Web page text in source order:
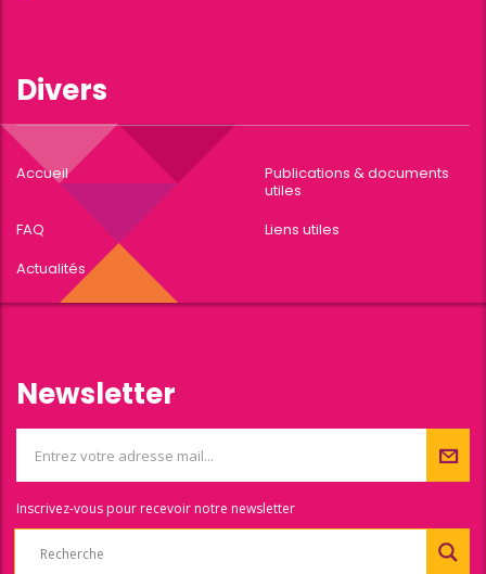
Divers
Accueil
Publications & documents
utiles
FAQ
Liens utiles
Actualités
Newsletter
Inscrivez-vous pour recevoir notre newsletter